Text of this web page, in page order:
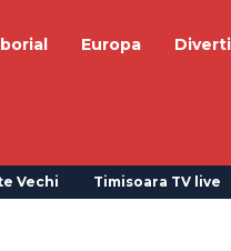
Europa
Vechi Timisoara TV live